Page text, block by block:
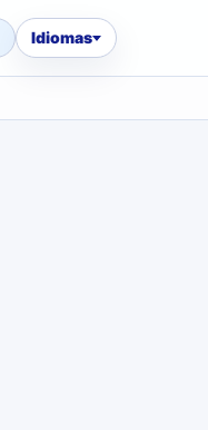
Idiomas